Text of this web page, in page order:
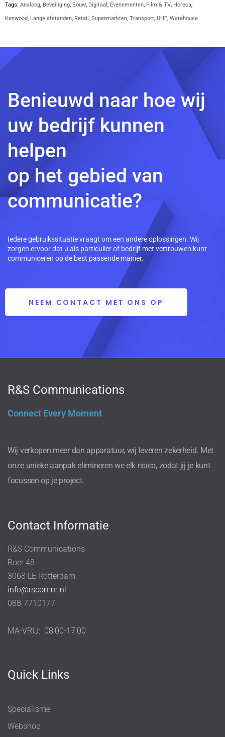
Tags: Analoog, Beveiliging, Bouw, Digitaal , Evenementen, Film & TV, Horeca,
Kenwood, Lange afstanden, Retail , Supermarkten, Transport, UHF, Warehouse
Benieuwd naar hoe wij
uw bedrijf kunnen
helpen
op het gebied van
communicatie?
Iedere gebruikssituatie vraagt om een andere oplossingen. Wij
zorgen ervoor dat u als particulier of bedrijf met vertrouwen kunt
communiceren op de best passende manier.
NEEM CONTACT MET ONS OP
R&S Communications
Connect Every Moment
Wij verkopen meer dan apparatuur, wij leveren zekerheid. Met
onze unieke aanpak elimineren we elk risico, zodat jij je kunt
focussen op je project.
Contact Informatie
R&S Communications
Roer 48
3068 LE Rotterdam
info@rscomm.nl
088-7710177
MA-VRIJ: 08:00-17:00
Quick Links
Specialisme
Webshop